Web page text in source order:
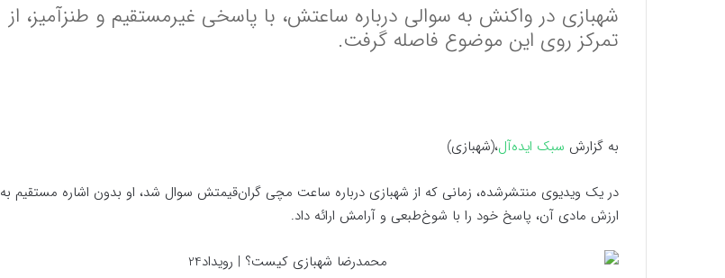
شهبازی در واکنش به سوالی درباره ساعتش، با پاسخی غیرمستقیم و طنزآمیز، از
تمرکز روی این موضوع فاصله گرفت.
به گزارش سبک ایده‌آل،(شهبازی)
در یک ویدیوی منتشرشده، زمانی که از شهبازی درباره ساعت مچی گران‌قیمتش سوال شد، او بدون اشاره مستقیم به
ارزش مادی آن، پاسخ خود را با شوخ‌طبعی و آرامش ارائه داد.